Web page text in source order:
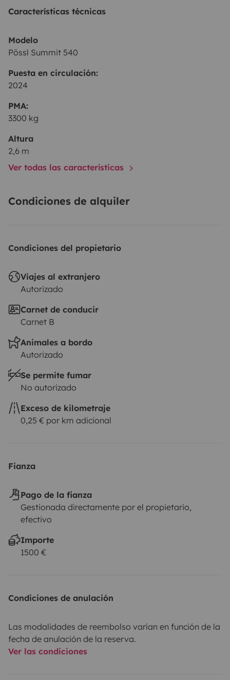
Características técnicas
Modelo
Pössl Summit 540
Puesta en circulación:
2024
PMA:
3300 kg
Altura
2,6 m
Ver todas las características
Condiciones de alquiler
Condiciones del propietario
Viajes al extranjero
Autorizado
Carnet de conducir
Carnet B
Animales a bordo
Autorizado
Se permite fumar
No autorizado
Exceso de kilometraje
0,25 € por km adicional
Fianza
Pago de la fianza
Gestionada directamente por el propietario,
efectivo
Importe
1500 €
Condiciones de anulación
Las modalidades de reembolso varían en función de la
fecha de anulación de la reserva.
Ver las condiciones